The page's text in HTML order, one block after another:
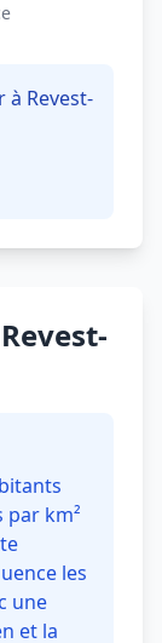
à Revest-
par km²
les
une
et la